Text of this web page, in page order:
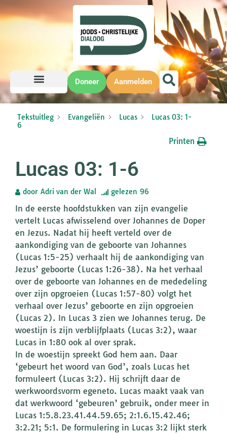
Doneer Aanmelden
Tekstuitleg Evangeliën Lucas
Lucas 03: 1-
6
Printen
Lucas 03: 1-6
door Adri van der Wal gelezen 96
In de eerste hoofdstukken van zijn evangelie
vertelt Lucas afwisselend over Johannes de Doper
en Jezus. Nadat hij heeft verteld over de
aankondiging van de geboorte van Johannes
(Lucas 1:5-25) verhaalt hij de aankondiging van
Jezus’ geboorte (Lucas 1:26-38). Na het verhaal
over de geboorte van Johannes en de mededeling
over zijn opgroeien (Lucas 1:57-80) volgt het
verhaal over Jezus’ geboorte en zijn opgroeien
(Lucas 2). In Lucas 3 zien we Johannes terug. De
woestijn is zijn verblijfplaats (Lucas 3:2), waar
Lucas in 1:80 ook al over sprak.
In de woestijn spreekt God hem aan. Daar
‘gebeurt het woord van God’, zoals Lucas het
formuleert (Lucas 3:2). Hij schrijft daar de
werkwoordsvorm egeneto. Lucas maakt vaak van
dat werkwoord ‘gebeuren’ gebruik, onder meer in
Lucas 1:5.8.23.41.44.59.65; 2:1.6.15.42.46;
3:2.21; 5:1. De formulering in Lucas 3:2 lijkt sterk